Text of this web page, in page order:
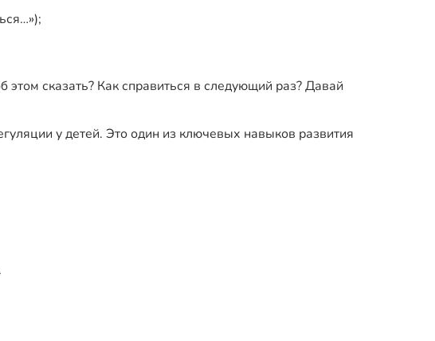
сказать? Как справиться в следующий раз? Давай
у детей. Это один из ключевых навыков развития